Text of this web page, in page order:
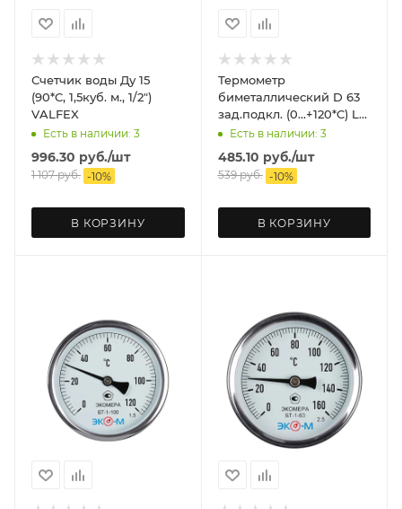
Счетчик воды Ду 15
(90*C, 1,5куб. м., 1/2")
VALFEX
Есть в наличии: 3
996.30 руб./шт
1 107руб. -10%
В КОРЗИНУ
Термометр
биметаллический D 63
зад.подкл. (0...+120*C) L
60 ЭКОМЕРА
Есть в наличии: 3
485.10 руб./шт
539руб. -10%
В КОРЗИНУ